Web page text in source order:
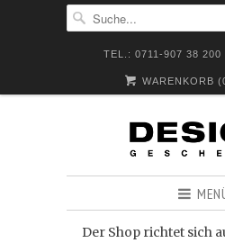
TEL.: 0711-907 38 200
WARENKORB (
Der Shop richtet sich